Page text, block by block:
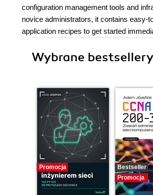
configuration management tools and
novice administrators, it contains easy-
application recipes to get started
Wybrane bestsellery
Promocja
Bestseller
Promocja